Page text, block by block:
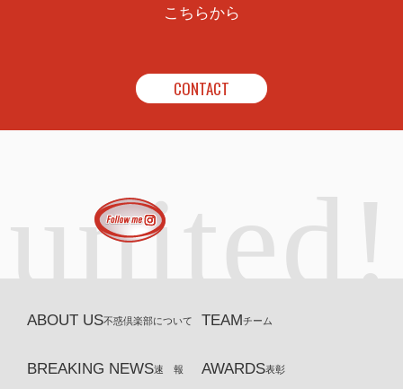
こちらから
CONTACT
united!
ABOUT US不惑倶楽部について
BREAKING NEWS速 報
TEAMチーム
AWARDS表彰